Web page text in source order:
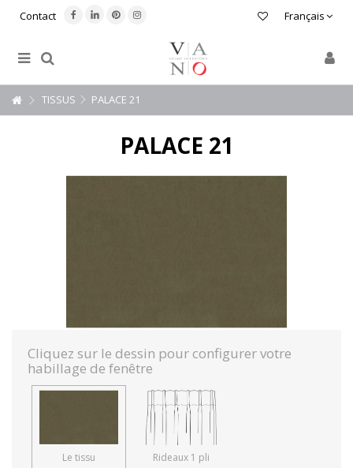
Français
Contact
TISSUS PALACE 21
PALACE 21
Cliquez sur le dessin pour configurer votre
habillage de fenêtre
Le tissu Rideaux 1 pli